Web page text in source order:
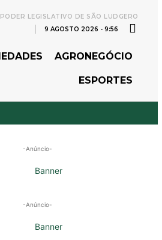
PODER LEGISLATIVO DE SÃO LUDGERO
9 AGOSTO 2026 - 9:56
AGRONEGÓCIO
ESPORTES
-Anúncio-
-Anúncio-